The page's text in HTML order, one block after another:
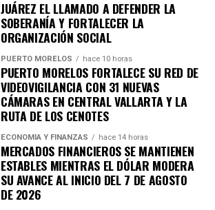
JUÁREZ EL LLAMADO A DEFENDER LA
SOBERANÍA Y FORTALECER LA
ORGANIZACIÓN SOCIAL
PUERTO MORELOS hace 10 horas
PUERTO MORELOS FORTALECE SU RED DE
VIDEOVIGILANCIA CON 31 NUEVAS
CÁMARAS EN CENTRAL VALLARTA Y LA
RUTA DE LOS CENOTES
ECONOMÍA Y FINANZAS hace 14 horas
MERCADOS FINANCIEROS SE MANTIENEN
ESTABLES MIENTRAS EL DÓLAR MODERA
SU AVANCE AL INICIO DEL 7 DE AGOSTO
DE 2026